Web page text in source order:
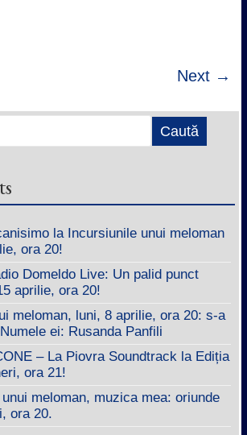
Next →
la Incursiunile unui meloman
ora 20!
Domeldo Live: Un palid punct
aprilie, ora 20!
meloman, luni, 8 aprilie, ora 20: s-a
ei: Rusanda Panfili
– La Piovra Soundtrack la Ediția
ora 21!
meloman, muzica mea: oriunde
ora 20.